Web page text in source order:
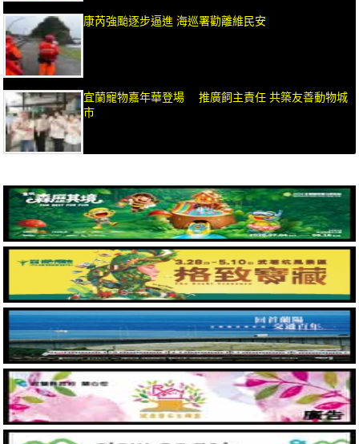
康芮強颱逐步逼進 海巡署勸離維民安
宜蘭寵物嘉年華登場 推廣飼主責任 共築友善動物城
市